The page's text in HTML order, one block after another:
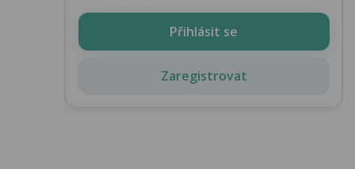
Přihlásit se
Zaregistrovat